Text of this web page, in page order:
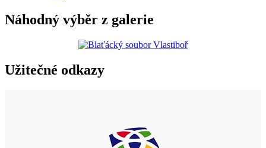
Náhodný výběr z galerie
Užitečné odkazy